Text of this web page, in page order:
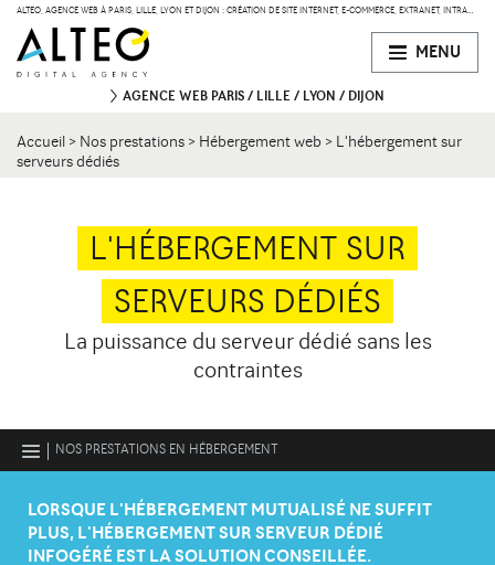
ALTEO, AGENCE WEB À PARIS, LILLE, LYON ET DIJON : CRÉATION DE SITE INTERNET, E-COMMERCE, EXTRANET, INTRANET
MENU
AGENCE WEB PARIS LILLE LYON DIJON
PARIS
75015 Paris
47 bd de Courcelles
134 Rue des Templiers
59000 Lille
Contact
DIJON
10 avenue Foch Immeuble Le Mazarin - LBA
21000 Dijon
Accueil > Nos prestations > Hébergement web > L'hébergement sur
serveurs dédiés
L'HÉBERGEMENT SUR
SERVEURS DÉDIÉS
La puissance du serveur dédié sans les
contraintes
NOS PRESTATIONS EN HÉBERGEMENT
Conseils en architecture d'hébergement
Infrastructure
L'hébergement mutualisé
LORSQUE L'HÉBERGEMENT MUTUALISÉ NE SUFFIT
PLUS, L'HÉBERGEMENTSUR SERVEUR DÉDIÉ
INFOGÉRÉ EST LA SOLUTION CONSEILLÉE.